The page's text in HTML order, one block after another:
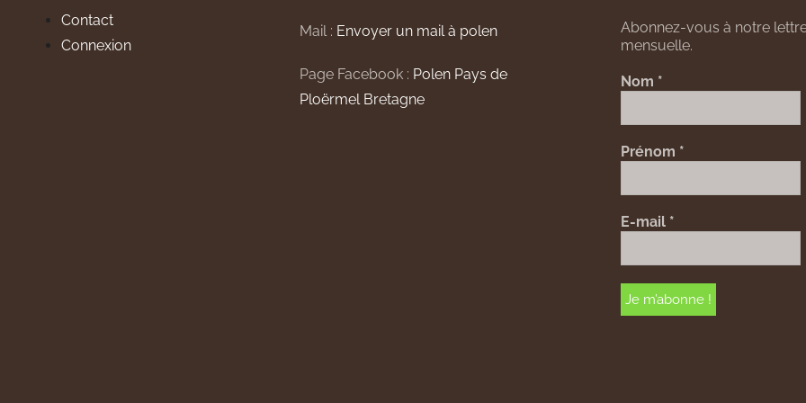
Contact
Connexion
Mail : Envoyer un mail à polen
Page Facebook : Polen Pays de
Ploërmel Bretagne
Abonnez-vous à notre
mensuelle.
Nom *
Prénom *
E-mail *